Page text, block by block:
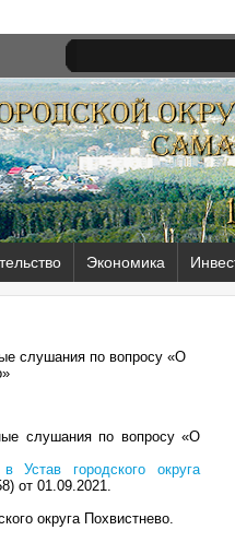
Экономика
слушания по вопросу «О
слушания по вопросу «О
Устав городского округа
от 01.09.2021.
округа Похвистнево.